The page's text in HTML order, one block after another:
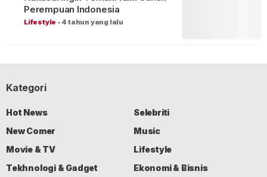
Perempuan Indonesia
Lifestyle - 4 tahun yang lalu
Kategori
Hot News
Selebriti
New Comer
Music
Movie & TV
Lifestyle
Tekhnologi & Gadget
Ekonomi & Bisnis